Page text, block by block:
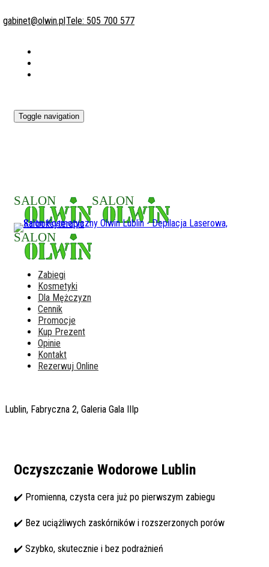
gabinet@olwin.plTele: 505 700 577
Toggle navigation
Zabiegi
Kosmetyki
Dla Mężczyzn
Cennik
Promocje
Kup Prezent
Opinie
Kontakt
Rezerwuj Online
Lublin, Fabryczna 2, Galeria Gala IIIp
Oczyszczanie Wodorowe Lublin
✔️ Promienna, czysta cera już po pierwszym zabiegu
✔️ Bez uciążliwych zaskórników i rozszerzonych porów
✔️ Szybko, skutecznie i bez podrażnień